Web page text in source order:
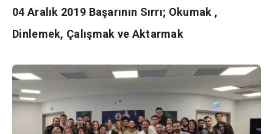
04 Aralık 2019 Başarının Sırrı; Okumak ,
Dinlemek, Çalışmak ve Aktarmak